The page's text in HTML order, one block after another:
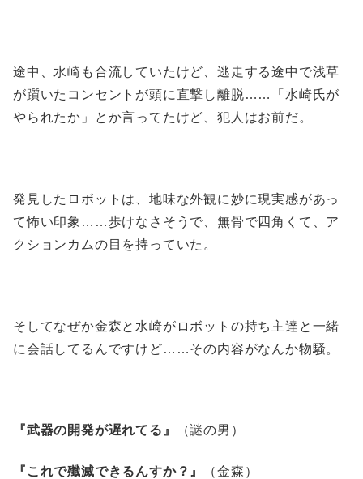
途中、水崎も合流していたけど、逃走する途中で浅草
が躓いたコンセントが頭に直撃し離脱……「水崎氏が
やられたか」とか言ってたけど、犯人はお前だ。
発見したロボットは、地味な外観に妙に現実感があっ
て怖い印象……歩けなさそうで、無骨で四角くて、ア
クションカムの目を持っていた。
そしてなぜか金森と水崎がロボットの持ち主達と一緒
に会話してるんですけど……その内容がなんか物騒。
『武器の開発が遅れてる』 （謎の男）
『これで殲滅できるんすか？』 （金森）